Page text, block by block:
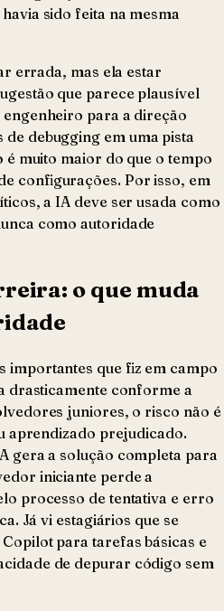
sido feita na mesma
errada, mas ela estar
que parece plausível
para a direção
debugging em uma pista
é muito maior do que o tempo
configurações. Por isso, em
a IA deve ser usada como
como autoridade
o que muda
importantes que fiz em campo
drasticamente conforme a
juniores, o risco não é
aprendizado prejudicado.
gera a solução completa para
iniciante perde a
processo de tentativa e erro
Já vi estagiários que se
para tarefas básicas e
de depurar código sem